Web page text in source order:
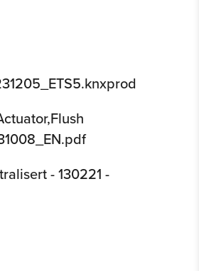
- 130221 -